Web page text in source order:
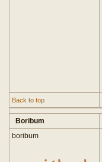
Back to top
Boribum
boribum